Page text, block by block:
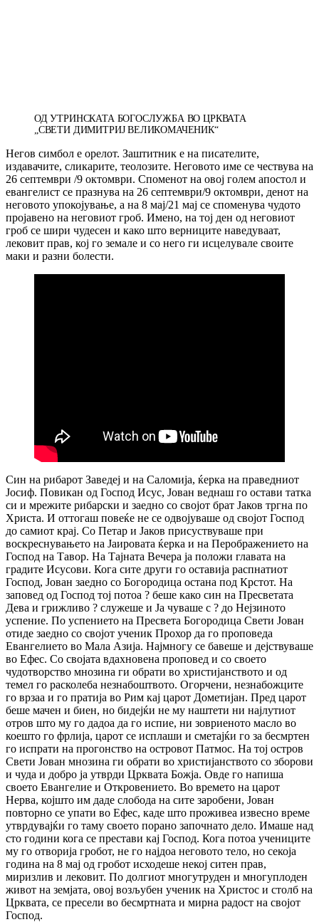
ОД УТРИНСКАТА БОГОСЛУЖБА ВО ЦРКВАТА
„СВЕТИ ДИМИТРИЈ ВЕЛИКОМАЧЕНИК“
Негов симбол е орелот. Заштитник е на писателите,
издавачите, сликарите, теолозите. Неговото име се чествува на
26 септември /9 октомври. Споменот на овој голем апостол и
евангелист се празнува на 26 септември/9 октомври, денот на
неговото упокојување, а на 8 мај/21 мај се споменува чудото
пројавено на неговиот гроб. Имено, на тој ден од неговиот
гроб се шири чудесен и како што верниците наведуваат,
лековит прав, кој го земале и со него ги исцелувале своите
маки и разни болести.
Син на рибарот Заведеј и на Саломија, ќерка на праведниот
Јосиф. Повикан од Господ Исус, Јован веднаш го остави татка
си и мрежите рибарски и заедно со својот брат Јаков тргна по
Христа. И оттогаш повеќе не се одвојуваше од својот Господ
до самиот крај. Со Петар и Јаков присуствуваше при
воскреснувањето на Јаировата ќерка и на Перображението на
Господ на Тавор. На Тајната Вечера ја положи главата на
градите Исусови. Кога сите други го оставија распнатиот
Господ, Јован заедно со Богородица остана под Крстот. На
заповед од Господ тој потоа ? беше како син на Пресветата
Дева и грижливо ? служеше и Ја чуваше с ? до Нејзиното
успение. По успението на Пресвета Богородица Свети Јован
отиде заедно со својот ученик Прохор да го проповеда
Евангелието во Мала Азија. Најмногу се бавеше и дејствуваше
во Ефес. Со својата вдахновена проповед и со своето
чудотворство мнозина ги обрати во христијанството и од
темел го расколеба незнабоштвото. Огорчени, незнабожците
го врзаа и го пратија во Рим кај царот Дометијан. Пред царот
беше мачен и биен, но бидејќи не му наштети ни најлутиот
отров што му го дадоа да го испие, ни зовриеното масло во
коешто го фрлија, царот се исплаши и сметајќи го за бесмртен
го испрати на прогонство на островот Патмос. На тој остров
Свети Јован мнозина ги обрати во христијанството со зборови
и чуда и добро ја утврди Црквата Божја. Овде го напиша
своето Евангелие и Откровението. Во времето на царот
Нерва, којшто им даде слобода на сите заробени, Јован
повторно се упати во Ефес, каде што проживеа извесно време
утврдувајќи го таму своето порано започнато дело. Имаше над
сто години кога се престави кај Господ. Кога потоа учениците
му го отворија гробот, не го најдоа неговото тело, но секоја
година на 8 мај од гробот исходеше некој ситен прав,
миризлив и лековит. По долгиот многутруден и многуплоден
живот на земјата, овој возљубен ученик на Христос и столб на
Црквата, се пресели во бесмртната и мирна радост на својот
Господ.